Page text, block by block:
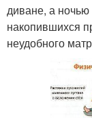
диване, а ночью
накопившихся
неудобного